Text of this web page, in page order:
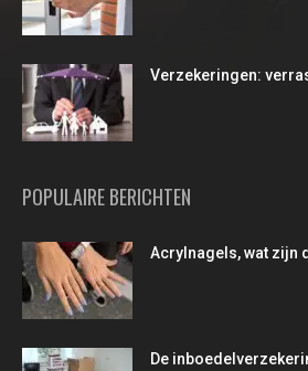
Verzekeringen:
POPULAIRE BERICHTEN
Acrylnagels, wat zijn
De